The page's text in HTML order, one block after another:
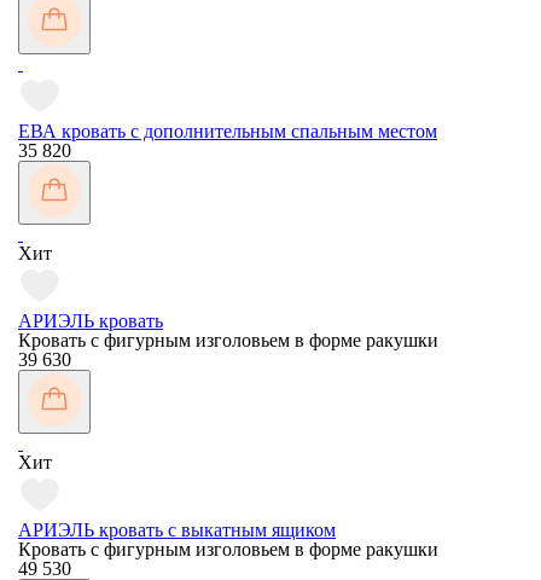
ЕВА кровать с дополнительным спальным местом
35 820
Хит
АРИЭЛЬ кровать
Кровать с фигурным изголовьем в форме ракушки
39 630
Хит
АРИЭЛЬ кровать с выкатным ящиком
Кровать с фигурным изголовьем в форме ракушки
49 530